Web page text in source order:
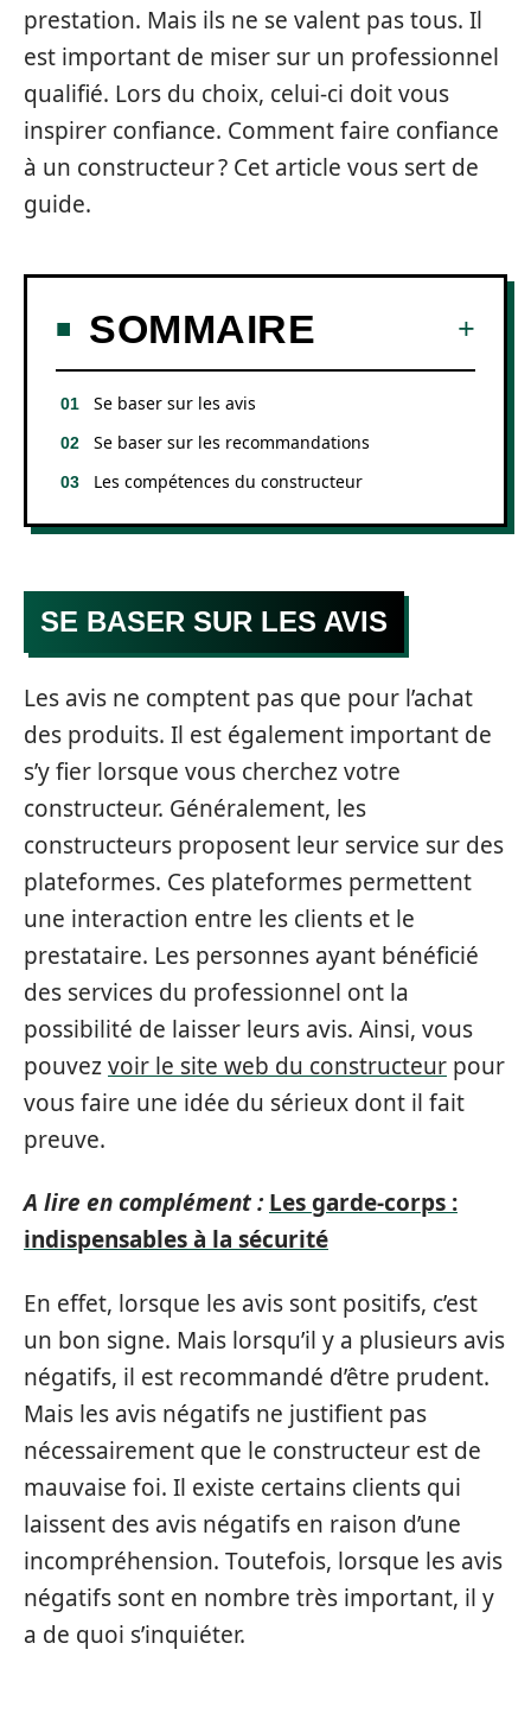
prestation. Mais ils ne se valent pas tous. Il
est important de miser sur un professionnel
qualifié. Lors du choix, celui-ci doit vous
inspirer confiance. Comment faire confiance
à un constructeur ? Cet article vous sert de
guide.
SOMMAIRE
Se baser sur les avis
Se baser sur les recommandations
Les compétences du constructeur
SE BASER SUR LES AVIS
Les avis ne comptent pas que pour l’achat
des produits. Il est également important de
s’y fier lorsque vous cherchez votre
constructeur. Généralement, les
constructeurs proposent leur service sur des
plateformes. Ces plateformes permettent
une interaction entre les clients et le
prestataire. Les personnes ayant bénéficié
des services du professionnel ont la
possibilité de laisser leurs avis. Ainsi, vous
pouvezvoir le site web du constructeur pour
vous faire une idée du sérieux dont il fait
preuve.
A lire en complément : Les garde-corps :
indispensables à la sécurité
En effet, lorsque les avis sont positifs, c’est
un bon signe. Mais lorsqu’il y a plusieurs avis
négatifs, il est recommandé d’être prudent.
Mais les avis négatifs ne justifient pas
nécessairement que le constructeur est de
mauvaise foi. Il existe certains clients qui
laissent des avis négatifs en raison d’une
incompréhension. Toutefois, lorsque les avis
négatifs sont en nombre très important, il y
a de quoi s’inquiéter.